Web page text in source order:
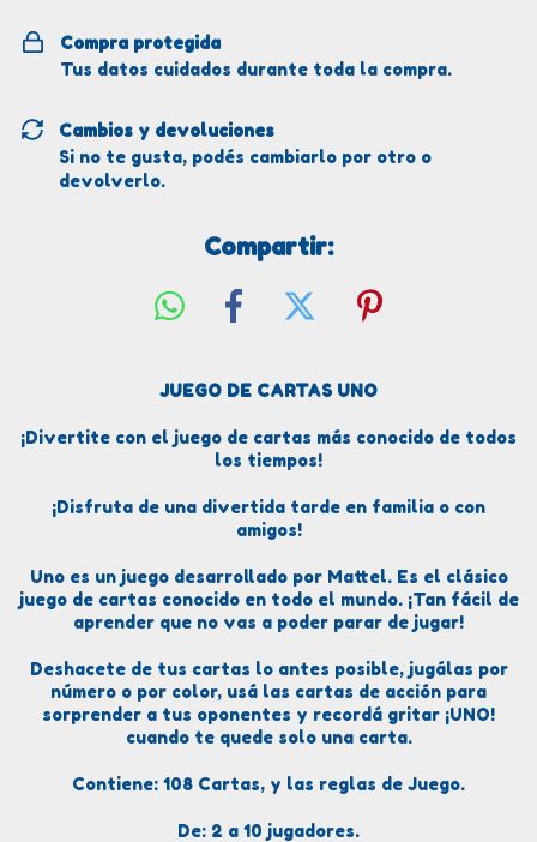
Compra protegida
Tus datos cuidados durante toda la compra.
Cambios y devoluciones
Si no te gusta, podés cambiarlo por otro o
devolverlo.
Compartir:
JUEGO DE CARTAS UNO
¡Divertite con el juego de cartas más conocido de todos
los tiempos!
¡Disfruta de una divertida tarde en familia o con
amigos!
Uno es un juego desarrollado por Mattel. Es el clásico
juego de cartas conocido en todo el mundo. ¡Tan fácil de
aprender que no vas a poder parar de jugar!
Deshacete de tus cartas lo antes posible, jugálas por
número o por color, usá las cartas de acción para
sorprender a tus oponentes y recordá gritar ¡UNO!
cuando te quede solo una carta.
Contiene: 108 Cartas, y las reglas de Juego.
De: 2 a 10 jugadores.